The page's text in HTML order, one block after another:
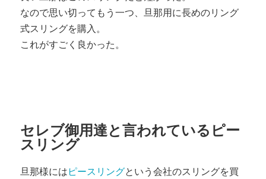
なので思い切ってもう一つ、旦那用に長めのリング
式スリングを購入。
これがすごく良かった。
セレブ御用達と言われているピー
スリング
旦那様には ピースリングという会社のスリングを買